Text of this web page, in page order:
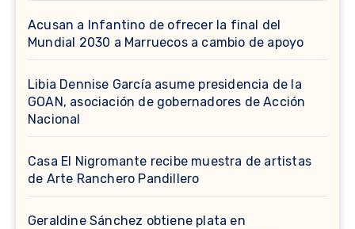
Acusan a Infantino de ofrecer la final del
Mundial 2030 a Marruecos a cambio de apoyo
Libia Dennise García asume presidencia de la
GOAN, asociación de gobernadores de Acción
Nacional
Casa El Nigromante recibe muestra de artistas
de Arte Ranchero Pandillero
Geraldine Sánchez obtiene plata en